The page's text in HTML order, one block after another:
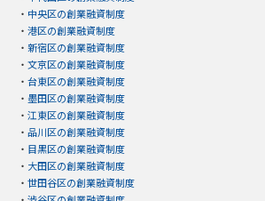
・ 中央区の創業融資制度
・ 港区の創業融資制度
・ 新宿区の創業融資制度
・ 文京区の創業融資制度
・ 台東区の創業融資制度
・ 墨田区の創業融資制度
・ 江東区の創業融資制度
・ 品川区の創業融資制度
・ 目黒区の創業融資制度
・ 大田区の創業融資制度
・ 世田谷区の創業融資制度